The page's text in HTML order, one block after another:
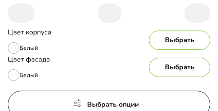
Цвет корпуса
Белый
Выбрать
Цвет фасада
Белый
Выбрать
Выбрать опции